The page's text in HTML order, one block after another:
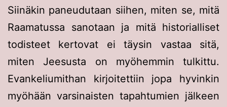
Siinäkin paneudutaan siihen, miten se, mitä
Raamatussa sanotaan ja mitä historialliset
todisteet kertovat ei täysin vastaa sitä,
miten Jeesusta on myöhemmin tulkittu.
Evankeliumithan kirjoitettiin jopa hyvinkin
myöhään varsinaisten tapahtumien jälkeen